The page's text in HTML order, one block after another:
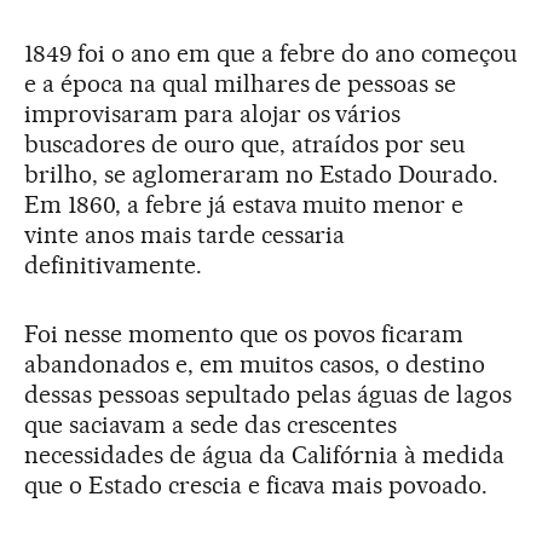
1849 foi o ano em que a febre do ano começou
e a época na qual milhares de pessoas se
improvisaram para alojar os vários
buscadores de ouro que, atraídos por seu
brilho, se aglomeraram no Estado Dourado.
Em 1860, a febre já estava muito menor e
vinte anos mais tarde cessaria
definitivamente.
Foi nesse momento que os povos ficaram
abandonados e, em muitos casos, o destino
dessas pessoas sepultado pelas águas de lagos
que saciavam a sede das crescentes
necessidades de água da Califórnia à medida
que o Estado crescia e ficava mais povoado.